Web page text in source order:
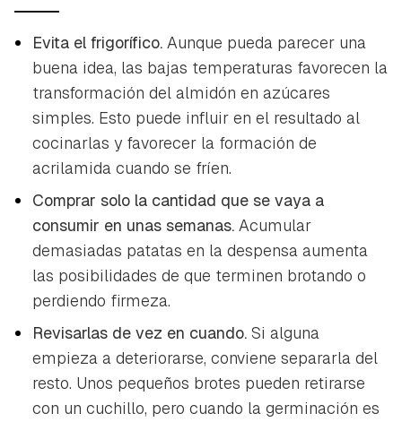
Evita el frigorífico. Aunque pueda parecer una
buena idea, las bajas temperaturas favorecen la
transformación del almidón en azúcares
simples. Esto puede influir en el resultado al
cocinarlas y favorecer la formación de
acrilamida cuando se fríen.
Comprar solo la cantidad que se vaya a
consumir en unas semanas. Acumular
demasiadas patatas en la despensa aumenta
las posibilidades de que terminen brotando o
perdiendo firmeza.
Revisarlas de vez en cuando. Si alguna
empieza a deteriorarse, conviene separarla del
resto. Unos pequeños brotes pueden retirarse
con un cuchillo, pero cuando la germinación es